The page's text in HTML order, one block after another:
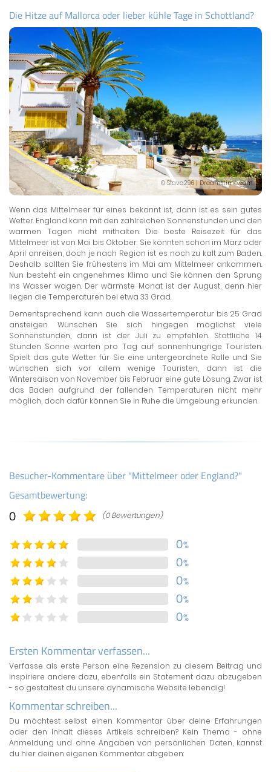
Die Hitze auf Mallorca oder lieber kühle Tage in Schottland?
© Slava296 | Dreamstime.com
Wenn das Mittelmeer für eines bekannt ist, dann ist es sein gutes
Wetter. England kann mit den zahlreichen Sonnenstunden und den
warmen Tagen nicht mithalten. Die beste Reisezeit für das
Mittelmeer ist von Mai bis Oktober. Sie könnten schon im März oder
April anreisen, doch je nach Region ist es noch zu kalt zum Baden.
Deshalb sollten Sie frühestens im Mai am Mittelmeer ankommen.
Nun besteht ein angenehmes Klima und Sie können den Sprung
ins Wasser wagen. Der wärmste Monat ist der August, denn hier
liegen die Temperaturen bei etwa 33 Grad.
Dementsprechend kann auch die Wassertemperatur bis 25 Grad
ansteigen. Wünschen Sie sich hingegen möglichst viele
Sonnenstunden, dann ist der Juli zu empfehlen. Stattliche 14
Stunden Sonne warten pro Tag auf sonnenhungrige Touristen.
Spielt das gute Wetter für Sie eine untergeordnete Rolle und Sie
wünschen sich vor allem wenige Touristen, dann ist die
Wintersaison von November bis Februar eine gute Lösung. Zwar ist
das Baden aufgrund der fallenden Temperaturen nicht mehr
möglich, doch dafür können Sie in Ruhe die Umgebung erkunden.
Besucher-Kommentare über "Mittelmeer oder England?"
Gesamtbewertung:
0 (0 Bewertungen)
0%
0%
0%
0%
0%
Ersten Kommentar verfassen...
Verfasse als erste Person eine Rezension zu diesem Beitrag und
inspiriere andere dazu, ebenfalls ein Statement dazu abzugeben
- so gestaltest du unsere dynamische Website lebendig!
Kommentar schreiben...
Du möchtest selbst einen Kommentar über deine Erfahrungen
oder den Inhalt dieses Artikels schreiben? Kein Thema - ohne
Anmeldung und ohne Angaben von persönlichen Daten, kannst
du hier deinen eigenen Kommentar abgeben: